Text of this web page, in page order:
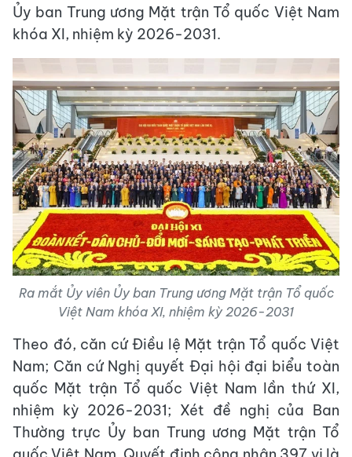
Ủy ban Trung ương Mặt trận Tổ quốc Việt Nam
khóa XI, nhiệm kỳ 2026-2031.
Ra mắt Ủy viên Ủy ban Trung ương Mặt trận Tổ quốc
Việt Nam khóa XI, nhiệm kỳ 2026-2031
Theo đó, căn cứ Điều lệ Mặt trận Tổ quốc Việt
Nam; Căn cứ Nghị quyết Đại hội đại biểu toàn
quốc Mặt trận Tổ quốc Việt Nam lần thứ XI,
nhiệm kỳ 2026-2031; Xét đề nghị của Ban
Thường trực Ủy ban Trung ương Mặt trận Tổ